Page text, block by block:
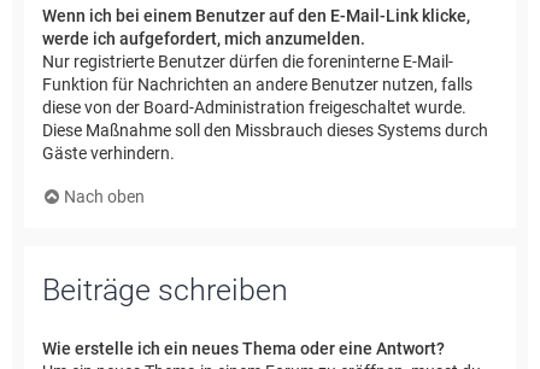
Wenn ich bei einem Benutzer auf den E-Mail-Link klicke,
werde ich aufgefordert, mich anzumelden.
Nur registrierte Benutzer dürfen die foreninterne E-Mail-
Funktion für Nachrichten an andere Benutzer nutzen, falls
diese von der Board-Administration freigeschaltet wurde.
Diese Maßnahme soll den Missbrauch dieses Systems durch
Gäste verhindern.
Nach oben
Beiträge schreiben
Wie erstelle ich ein neues Thema oder eine Antwort?